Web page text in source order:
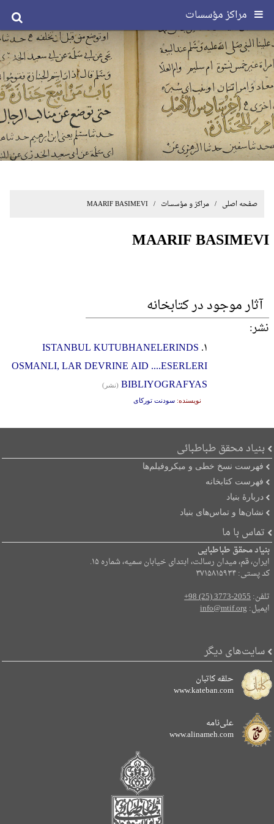
مراکز مؤسسات
صفحه اصلی / مراکز و مؤسسات / MAARIF BASIMEVI
MAARIF BASIMEVI
آثار موجود در کتابخانه
نشر:
۱. ISTANBUL KUTUBHANELERINDS
OSMANLI, LAR DEVRINE AID ....ESERLERI
BIBLIYOGRAFYAS (نشر)
نویسنده: سودنت تورکای
بنیاد محقق طباطبائی
فهرست نسخ خطی و میکروفیلم‌ها
فهرست کتابخانه
دربارۀ بنیاد
نشان‌ها و تماس‌های بنیاد
تماس با ما
بنیاد محقق طباطبایی
ایران، قم، میدان رسالت، ابتدای خیابان سمیه، شماره ۱۵.
کد پستی: ۳۷۱۵۸۱۵۹۳۴
تلفن:+98 (25) 3773-2055
ایمیل:info@mtif.org
سایت‌های دیگر
حلقه کاتبان
www.kateban.com
علی‌نامه
www.alinameh.com